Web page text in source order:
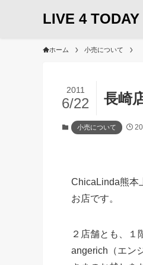
LIVE 4 TODAY
ホーム 小売について
長崎
2011
6/22
小売について
ChicaLinda熊本
お店です。
２店舗とも、１
angerich（エン